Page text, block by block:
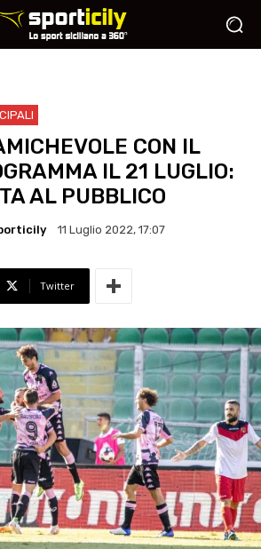
CON IL
IL 21 LUGLIO:
AL PUBBLICO
11 Luglio 2022, 17:07
Twitter